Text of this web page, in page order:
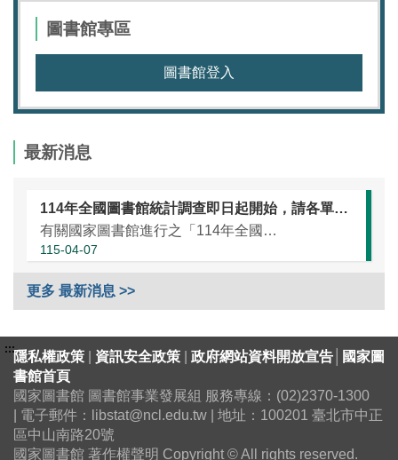
圖書館專區
圖書館登入
最新消息
114年全國圖書館統計調查即日起開始，請各單位協助於本（115）年5月25日前完成統計資訊填報（延長至7月10日）
有關國家圖書館進行之「114年全國圖書館統計」調查，涵蓋全國大專校院圖書館、國民小學圖書館、國民中學圖書館、高級中等學校暨特殊教育學校圖書館，以及專門圖書館，藉由相關統計數據之蒐集，將有助瞭解我國各類...
115-04-07
更多 最新消息 >>
:::隱私權政策 資訊安全政策 政府網站資料開放宣告
國家圖
書館首頁
國家圖書館 圖書館事業發展組 服務專線：(02)2370-1300
| 電子郵件：libstat@ncl.edu.tw | 地址：100201 臺北市中正
區中山南路20號
國家圖書館 著作權聲明 Copyright © All rights reserved.